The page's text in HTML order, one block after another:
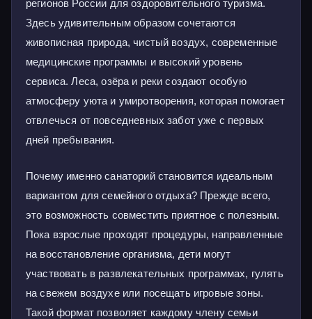
регионов России для оздоровительного туризма.
Здесь удивительным образом сочетаются
живописная природа, чистый воздух, современные
медицинские программы и высокий уровень
сервиса. Леса, озёра и реки создают особую
атмосферу уюта и умиротворения, которая помогает
отвлечься от повседневных забот уже с первых
дней пребывания.
Почему именно санаторий становится идеальным
вариантом для семейного отдыха? Прежде всего,
это возможность совместить приятное с полезным.
Пока взрослые проходят процедуры, направленные
на восстановление организма, дети могут
участвовать в развлекательных программах, гулять
на свежем воздухе или посещать игровые зоны.
Такой формат позволяет каждому члену семьи